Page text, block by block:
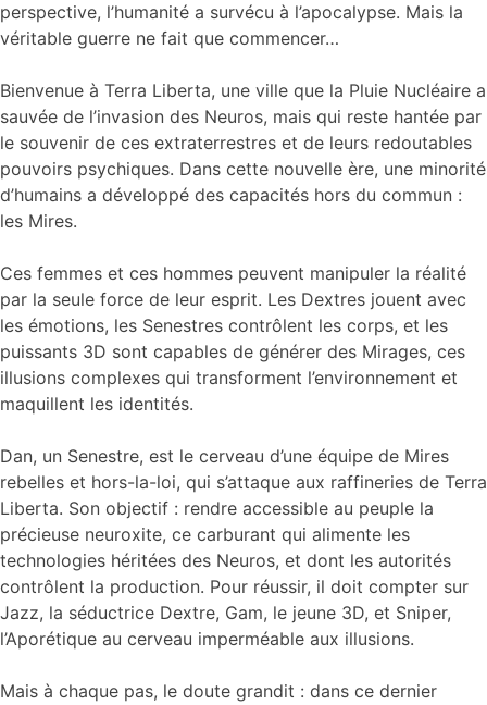
perspective, l’humanité a survécu à l’apocalypse. Mais la
véritable guerre ne fait que commencer…
Bienvenue à Terra Liberta, une ville que la Pluie Nucléaire a
sauvée de l’invasion des Neuros, mais qui reste hantée par
le souvenir de ces extraterrestres et de leurs redoutables
pouvoirs psychiques. Dans cette nouvelle ère, une minorité
d’humains a développé des capacités hors du commun :
les Mires.
Ces femmes et ces hommes peuvent manipuler la réalité
par la seule force de leur esprit. Les Dextres jouent avec
les émotions, les Senestres contrôlent les corps, et les
puissants 3D sont capables de générer des Mirages, ces
illusions complexes qui transforment l’environnement et
maquillent les identités.
Dan, un Senestre, est le cerveau d’une équipe de Mires
rebelles et hors-la-loi, qui s’attaque aux raffineries de Terra
Liberta. Son objectif : rendre accessible au peuple la
précieuse neuroxite, ce carburant qui alimente les
technologies héritées des Neuros, et dont les autorités
contrôlent la production. Pour réussir, il doit compter sur
Jazz, la séductrice Dextre, Gam, le jeune 3D, et Sniper,
l’Aporétique au cerveau imperméable aux illusions.
Mais à chaque pas, le doute grandit : dans ce dernier